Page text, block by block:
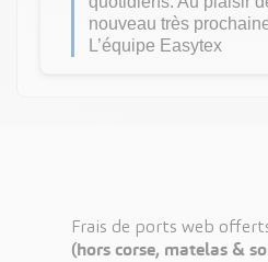
Frais de ports web
(hors corse, matelas &